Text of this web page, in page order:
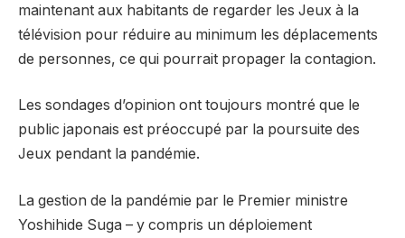
maintenant aux habitants de regarder les Jeux à la
télévision pour réduire au minimum les déplacements
de personnes, ce qui pourrait propager la contagion.
Les sondages d’opinion ont toujours montré que le
public japonais est préoccupé par la poursuite des
Jeux pendant la pandémie.
La gestion de la pandémie par le Premier ministre
Yoshihide Suga – y compris un déploiement